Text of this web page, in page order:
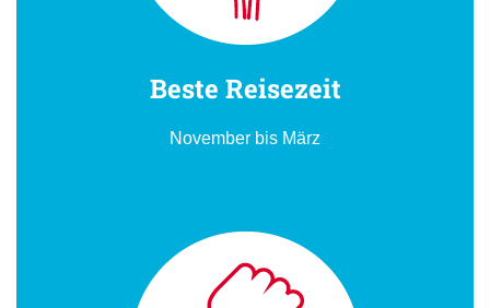
Beste Reisezeit
November bis März